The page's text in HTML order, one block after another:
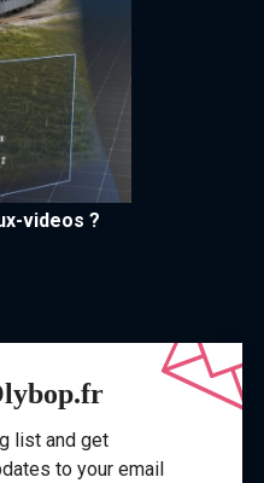
videos ?
list and get
to your email